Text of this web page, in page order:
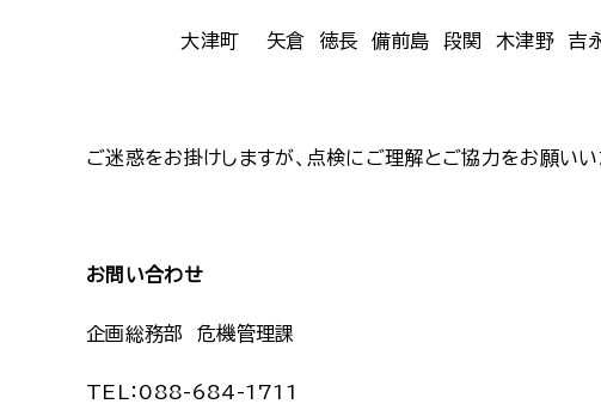
大津町 矢倉 徳長 備前島 段関 木津野 吉
ご迷惑をお掛けしますが、点検にご理解とご協力をお願いい
お問い合わせ
企画総務部 危機管理課
TEL：088-684-1711